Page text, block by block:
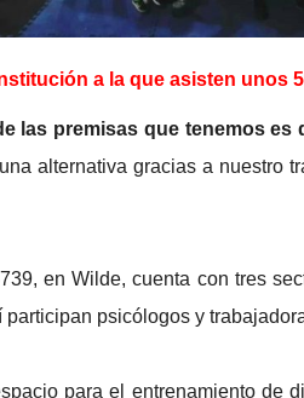
a la que asisten unos
las premisas que tenemos
alternativa gracias a nuestro
en Wilde, cuenta con tres
psicólogos y
para el entrenamiento de